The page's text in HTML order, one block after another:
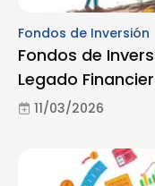
Fondos de Inversión
Fondos de
Legado
11/03/2026